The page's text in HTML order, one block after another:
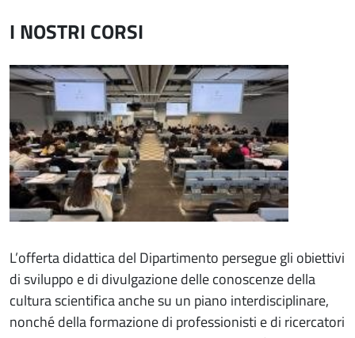
I NOSTRI CORSI
Immagine
L’offerta didattica del Dipartimento persegue gli obiettivi
di sviluppo e di divulgazione delle conoscenze della
cultura scientifica anche su un piano interdisciplinare,
nonché della formazione di professionisti e di ricercatori